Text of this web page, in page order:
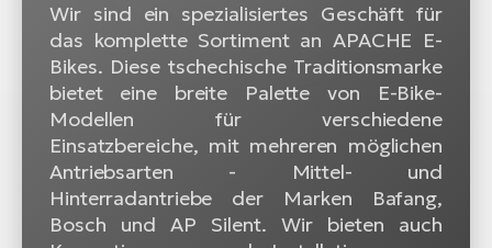
Wir sind ein spezialisiertes Geschäft für
das komplette Sortiment an APACHE E-
Bikes. Diese tschechische Traditionsmarke
bietet eine breite Palette von E-Bike-
Modellen für verschiedene
Einsatzbereiche, mit mehreren möglichen
Antriebsarten - Mittel- und
Hinterradantriebe der Marken Bafang,
Bosch und AP Silent. Wir bieten auch